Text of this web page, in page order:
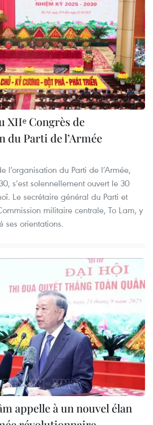
XIIᵉ Congrès de
du Parti de l’Armée
l’organisation du Parti de l’Armée,
s’est solennellement ouvert le 30
Le secrétaire général du Parti et
militaire centrale, To Lam, y
ses orientations.
appelle à un nouvel élan